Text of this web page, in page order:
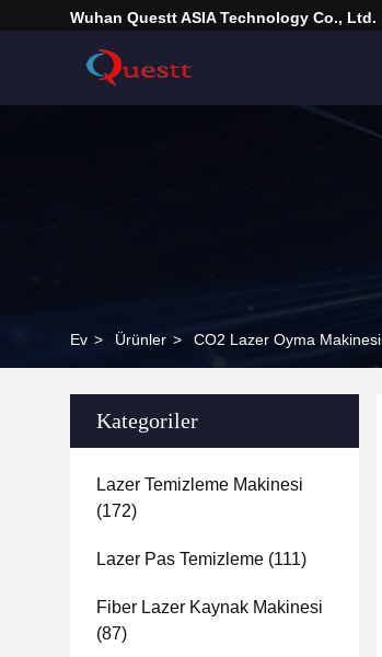
Wuhan Questt ASIA Technology Co., Ltd.
Ev > Ürünler > CO2 Lazer Oyma Makinesi
Kategoriler
Lazer Temizleme Makinesi
(172)
Lazer Pas Temizleme (111)
Fiber Lazer Kaynak Makinesi
(87)